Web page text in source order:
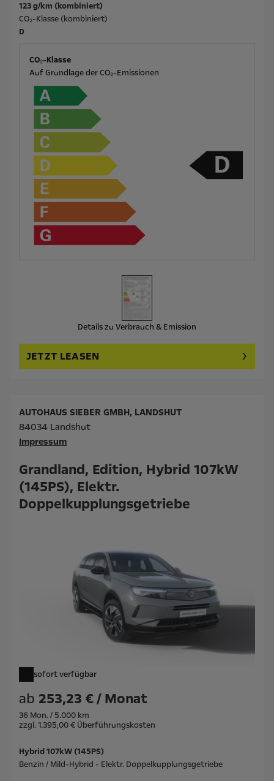
123 g/km (kombiniert)
CO₂-Klasse (kombiniert)
D
CO₂-Klasse
Auf Grundlage der CO₂-Emissionen
Details zu Verbrauch & Emission
JETZT LEASEN
Grandland, Edition, Hybrid 107kW
(145PS), Elektr.
Doppelkupplungsgetriebe
sofort verfügbar
ab 253,23 € / Monat
36 Mon. / 5.000 km
zzgl. 1.395,00 € Überführungskosten
AUTOHAUS SIEBER GMBH, LANDSHUT
84034 Landshut
Impressum
Hybrid 107kW (145PS)
Benzin / Mild-Hybrid - Elektr. Doppelkupplungsgetriebe